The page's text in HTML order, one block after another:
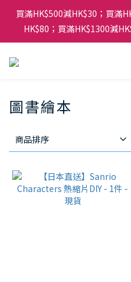
買滿HK$500減HK$30；買滿
HK$80；買滿HK$1300減
圖書繪本
商品排序